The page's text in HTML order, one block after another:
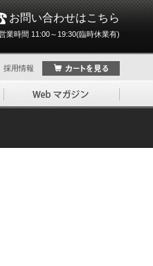
お問い合わせはこちら
業時間 11:00～19:30(臨時休業有)
採用情報